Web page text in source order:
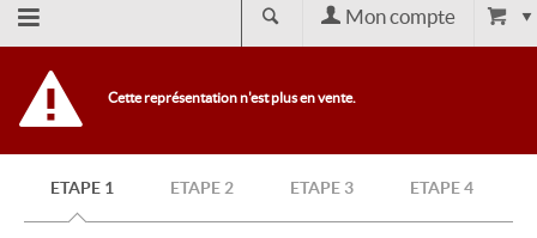
Retour
l'accueil
Mon compte
Cette représentation n'est plus en vente.
ETAPE 1 ETAPE 2 ETAPE 3 ETAPE 4